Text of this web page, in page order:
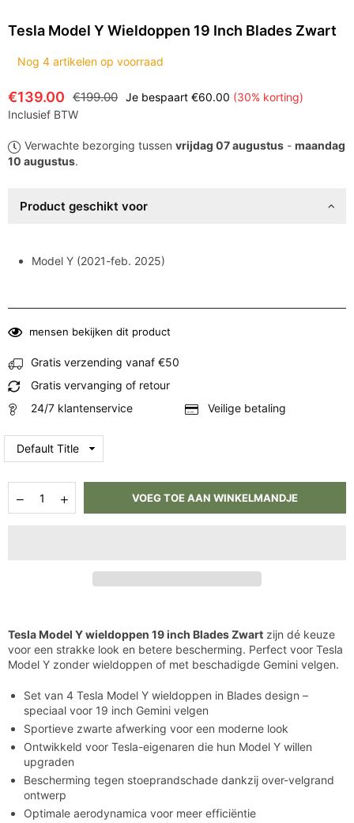
Tesla Model Y Wieldoppen 19 Inch Blades Zwart
Nog 4 artikelen op voorraad
Normale
prijs
€139.00 €199.00 Je bespaart €60.00 (30% korting)
Inclusief BTW
Verwachte bezorging tussen vrijdag 07 augustus - maandag
10 augustus.
Product geschikt voor
Model Y (2021-feb. 2025)
mensen bekijken dit product
Gratis verzending vanaf €50
Gratis vervanging of retour
24/7 klantenservice
Veilige betaling
Aantal
verlagen
Zwart
Aantal
verhogen
Zwart
VOEG TOE AAN WINKELMANDJE
Tesla Model Y wieldoppen 19 inch Blades Zwart zijn dé keuze
voor een strakke look en betere bescherming. Perfect voor Tesla
Model Y zonder wieldoppen of met beschadigde Gemini velgen.
Set van 4 Tesla Model Y wieldoppen in Blades design –
speciaal voor 19 inch Gemini velgen
Sportieve zwarte afwerking voor een moderne look
Ontwikkeld voor Tesla-eigenaren die hun Model Y willen
upgraden
Bescherming tegen stoeprandschade dankzij over-velgrand
ontwerp
Optimale aerodynamica voor meer efficiëntie